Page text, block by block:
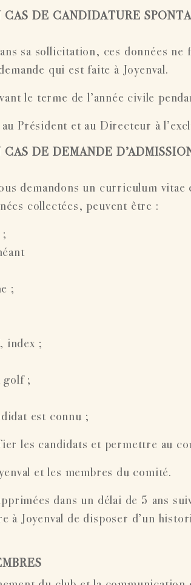
DE CANDIDATURE
sa sollicitation, ces données ne
qui est faite à Joyenval.
le terme de l’année civile
Président et au Directeur à
DE DEMANDE
demandons un curriculum
collectées, peuvent être :
;
;
index ;
golf ;
est connu ;
les candidats et permettre au
et les membres du comité.
dans un délai de 5 ans
à Joyenval de disposer d’un